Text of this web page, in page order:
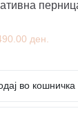
ден.
во кошничка